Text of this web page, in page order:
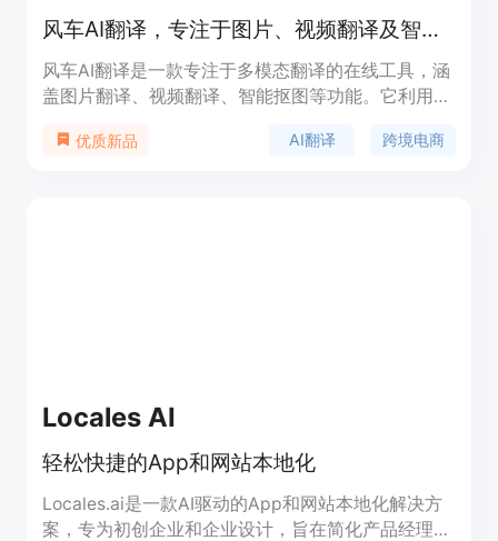
风车AI翻译，专注于图片、视频翻译及智能抠图等多模态翻译服务，助力外贸出海。
风车AI翻译是一款专注于多模态翻译的在线工具，涵
盖图片翻译、视频翻译、智能抠图等功能。它利用先
进行翻译，并支持多种语言互译。该产品主要面向跨
优质新品 AI翻译 跨境电商
Locales AI
轻松快捷的App和网站本地化
Locales.ai是一款AI驱动的App和网站本地化解决方
案，专为初创企业和企业设计，旨在简化产品经理、